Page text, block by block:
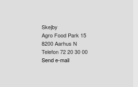
Skejby
Agro Food Park 15
8200Aarhus N
Telefon 72 20 30 00
Send e-mail